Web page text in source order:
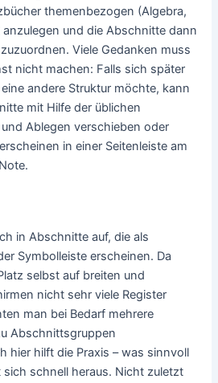
themenbezogen (Algebra,
und die Abschnitte dann
Viele Gedanken muss
nicht machen: Falls sich später
andere Struktur möchte, kann
mit Hilfe der üblichen
Ablegen verschieben oder
in einer Seitenleiste am
in Abschnitte auf, die als
Symbolleiste erscheinen. Da
selbst auf breiten und
nicht sehr viele Register
man bei Bedarf mehrere
Abschnittsgruppen
hier hilft die Praxis – was sinnvoll
schnell heraus. Nicht zuletzt